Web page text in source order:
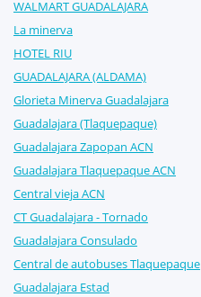
WALMART GUADALAJARA
La minerva
HOTEL RIU
GUADALAJARA (ALDAMA)
Glorieta Minerva Guadalajara
Guadalajara (Tlaquepaque)
Guadalajara Zapopan ACN
Guadalajara Tlaquepaque ACN
Central vieja ACN
CT Guadalajara - Tornado
Guadalajara Consulado
Central de autobuses Tlaquepaque
Guadalajara Estad